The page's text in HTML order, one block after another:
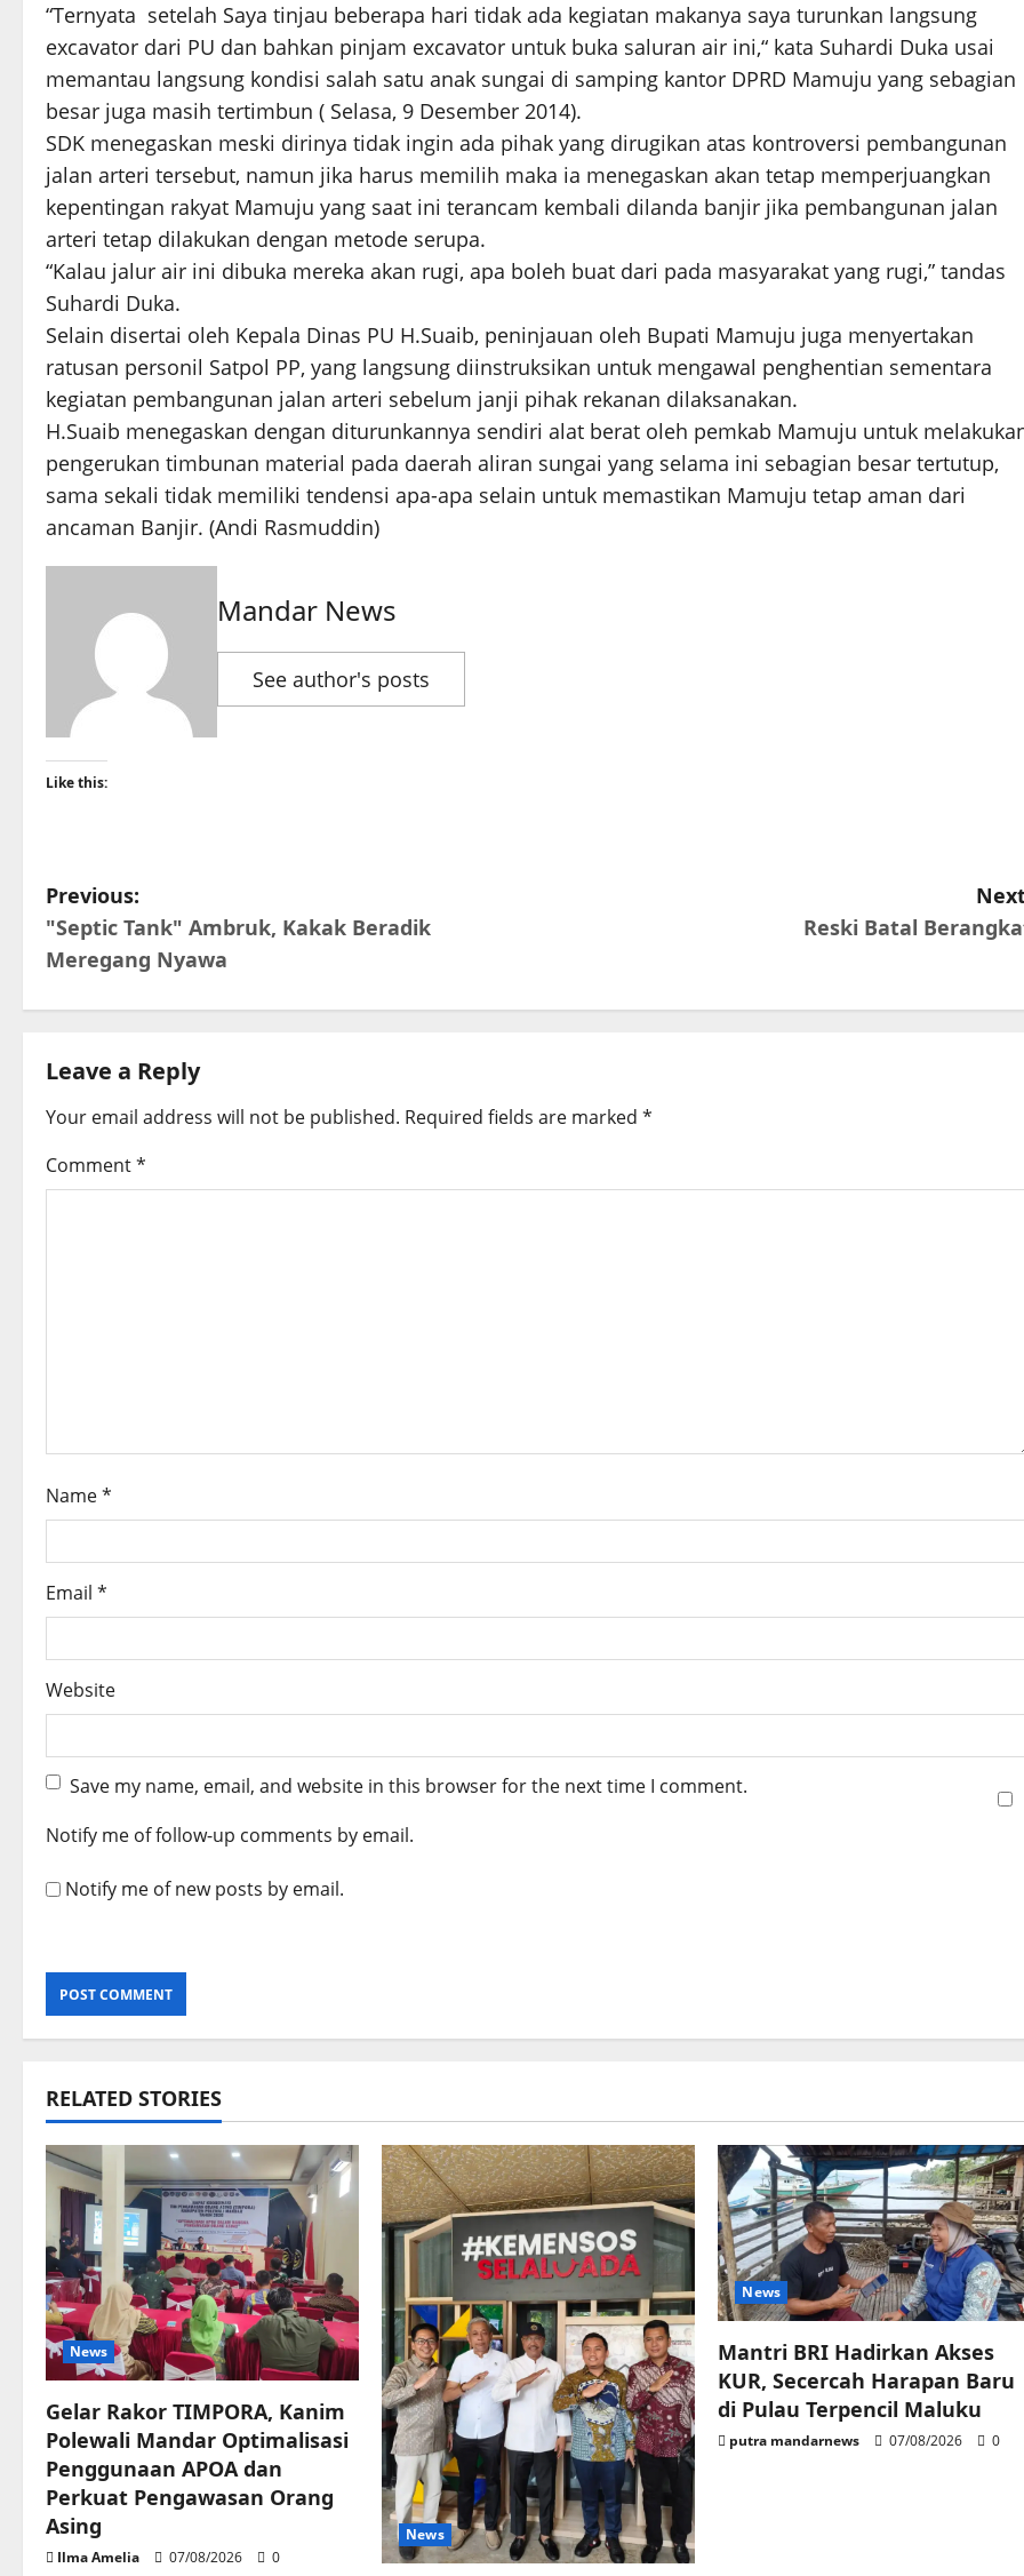
“Ternyata setelah Saya tinjau beberapa hari tidak ada kegiatan makanya saya turunkan langsung
excavator dari PU dan bahkan pinjam excavator untuk buka saluran air ini,“ kata Suhardi Duka usai
memantau langsung kondisi salah satu anak sungai di samping kantor DPRD Mamuju yang sebagian
besar juga masih tertimbun ( Selasa, 9 Desember 2014).
SDK menegaskan meski dirinya tidak ingin ada pihak yang dirugikan atas kontroversi pembangunan
jalan arteri tersebut, namun jika harus memilih maka ia menegaskan akan tetap memperjuangkan
kepentingan rakyat Mamuju yang saat ini terancam kembali dilanda banjir jika pembangunan jalan
arteri tetap dilakukan dengan metode serupa.
“Kalau jalur air ini dibuka mereka akan rugi, apa boleh buat dari pada masyarakat yang rugi,” tandas
Suhardi Duka.
Selain disertai oleh Kepala Dinas PU H.Suaib, peninjauan oleh Bupati Mamuju juga menyertakan
ratusan personil Satpol PP, yang langsung diinstruksikan untuk mengawal penghentian sementara
kegiatan pembangunan jalan arteri sebelum janji pihak rekanan dilaksanakan.
H.Suaib menegaskan dengan diturunkannya sendiri alat berat oleh pemkab Mamuju untuk
pengerukan timbunan material pada daerah aliran sungai yang selama ini sebagian besar tertutup,
sama sekali tidak memiliki tendensi apa-apa selain untuk memastikan Mamuju tetap aman dari
ancaman Banjir. (Andi Rasmuddin)
Mandar News
See author's posts
Like this:
P
o
s
n
v
o
n
Previous:
"Septic Tank" Ambruk, Kakak Beradik
Meregang Nyawa
Reski Batal
Leave a Reply
Your email address will not be published. Required fields are marked *
Comment*
Name*
Email *
Website
Save my name, email, and website in this browser for the next time I comment.
Notify me of follow-up comments by email.
Notify me of new posts by email.
RELATED STORIES
News
Gelar Rakor TIMPORA, Kanim
Polewali Mandar Optimalisasi
Penggunaan APOA dan
Perkuat Pengawasan Orang
Asing
Ilma Amelia 07/08/2026 0
News
News
Mantri BRI Hadirkan Akses
KUR, Secercah Harapan Baru
di Pulau Terpencil Maluku
putra mandarnews 07/08/2026 0